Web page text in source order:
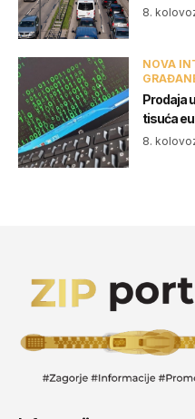
8.
NOVA
Prodaja
tisuća
8.